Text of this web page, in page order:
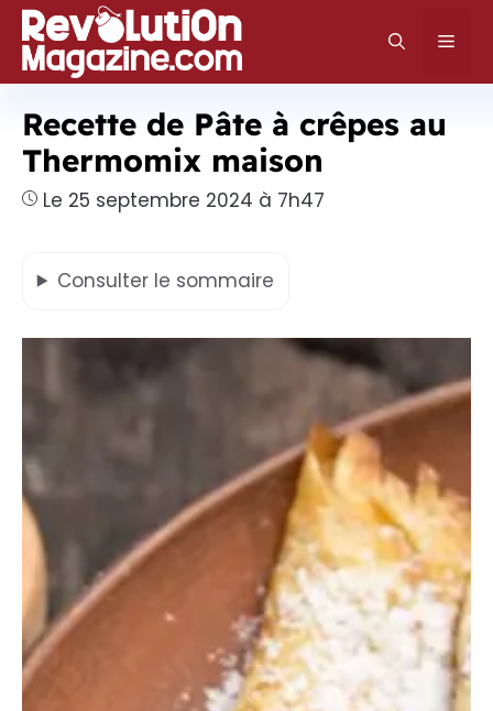
Aller
au
contenu
Recette de Pâte à crêpes au
Thermomix maison
Le 25 septembre 2024 à 7h47
Consulter le sommaire